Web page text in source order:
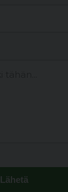
Lähetä